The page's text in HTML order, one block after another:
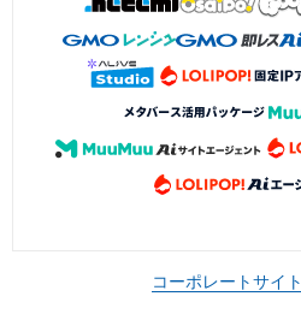
コーポレートサイト